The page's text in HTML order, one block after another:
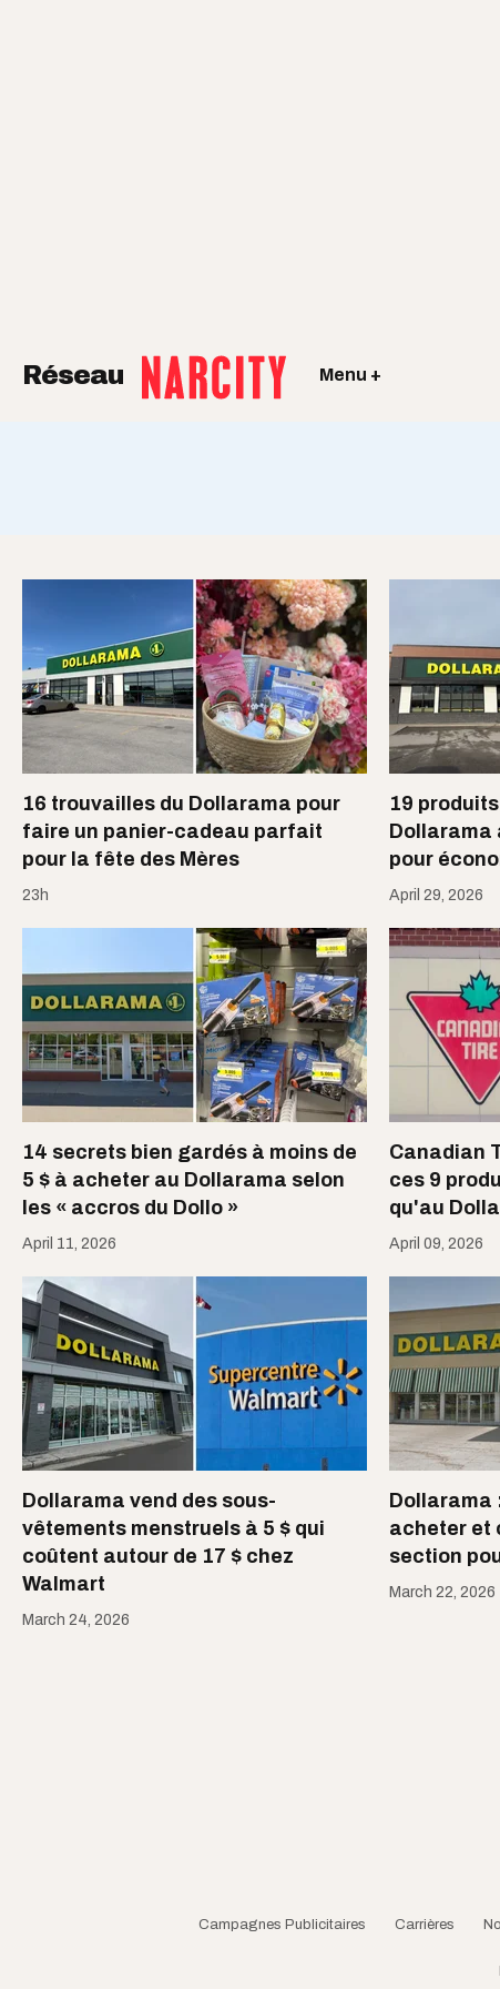
Réseau Menu +
16 trouvailles du Dollarama pour
faire un panier-cadeau parfait
pour la fête des Mères
23h
19
Dollarama
pour
April 29, 2026
14 secrets bien gardés à moins de
5 $ à acheter au Dollarama selon
les « accros du Dollo »
April 11, 2026
Canadian
ces 9
qu'au
April 09, 2026
Dollarama vend des sous-
vêtements menstruels à 5 $ qui
coûtent autour de 17 $ chez
Walmart
March 24, 2026
Dollarama
acheter et
section
March 22, 2026
Campagnes Publicitaires Carrières